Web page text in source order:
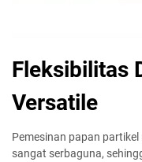
Fleksibilitas
Versatile
Pemesinan papan
sangat serbaguna,